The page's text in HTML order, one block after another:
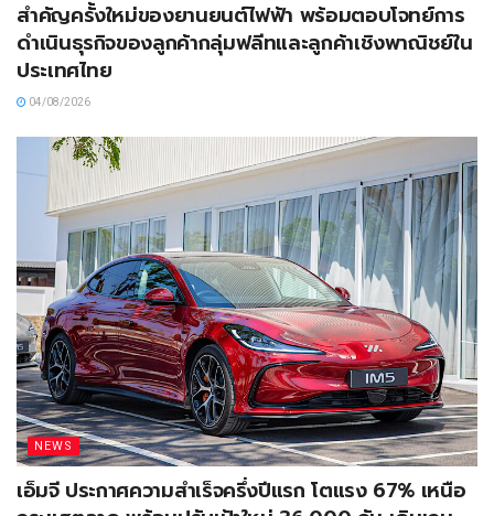
สำคัญครั้งใหม่ของยานยนต์ไฟฟ้า พร้อมตอบโจทย์การ
ดำเนินธุรกิจของลูกค้ากลุ่มฟลีทและลูกค้าเชิงพาณิชย์ใน
ประเทศไทย
04/08/2026
NEWS
เอ็มจี ประกาศความสำเร็จครึ่งปีแรก โตแรง 67% เหนือ